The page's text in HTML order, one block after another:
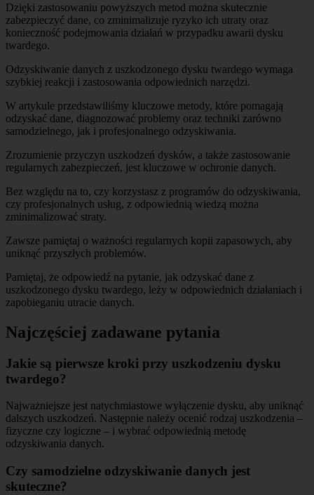
Dzięki zastosowaniu powyższych metod można skutecznie
zabezpieczyć dane, co zminimalizuje ryzyko ich utraty oraz
konieczność podejmowania działań w przypadku awarii dysku
twardego.
Odzyskiwanie danych z uszkodzonego dysku twardego wymaga
szybkiej reakcji i zastosowania odpowiednich narzędzi.
W artykule przedstawiliśmy kluczowe metody, które pomagają
odzyskać dane, diagnozować problemy oraz techniki zarówno
samodzielnego, jak i profesjonalnego odzyskiwania.
Zrozumienie przyczyn uszkodzeń dysków, a także zastosowanie
regularnych zabezpieczeń, jest kluczowe w ochronie danych.
Bez względu na to, czy korzystasz z programów do odzyskiwania,
czy profesjonalnych usług, z odpowiednią wiedzą można
zminimalizować straty.
Zawsze pamiętaj o ważności regularnych kopii zapasowych, aby
uniknąć przyszłych problemów.
Pamiętaj, że odpowiedź na pytanie, jak odzyskać dane z
uszkodzonego dysku twardego, leży w odpowiednich działaniach i
zapobieganiu utracie danych.
Najczęściej zadawane pytania
Jakie są pierwsze kroki przy uszkodzeniu dysku
twardego?
Najważniejsze jest natychmiastowe wyłączenie dysku, aby uniknąć
dalszych uszkodzeń. Następnie należy ocenić rodzaj uszkodzenia –
fizyczne czy logiczne – i wybrać odpowiednią metodę
odzyskiwania danych.
Czy samodzielne odzyskiwanie danych jest
skuteczne?